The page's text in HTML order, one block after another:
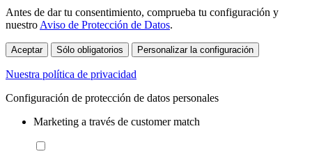
Antes de dar tu consentimiento, comprueba tu configuración y
nuestro Aviso de Protección de Datos.
Aceptar Sólo obligatorios Personalizar la configuración
Nuestra política de privacidad
Configuración de protección de datos personales
Marketing a través de customer match